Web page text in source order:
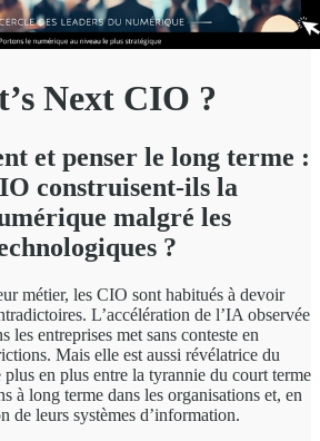
Next CIO ?
et penser le long terme :
construisent-ils la
malgré les
?
métier, les CIO sont habitués à devoir
L’accélération de l’IA observée
les entreprises met sans conteste en
Mais elle est aussi révélatrice du
plus en plus entre la tyrannie du court terme
à long terme dans les organisations et, en
de leurs systèmes d’information.